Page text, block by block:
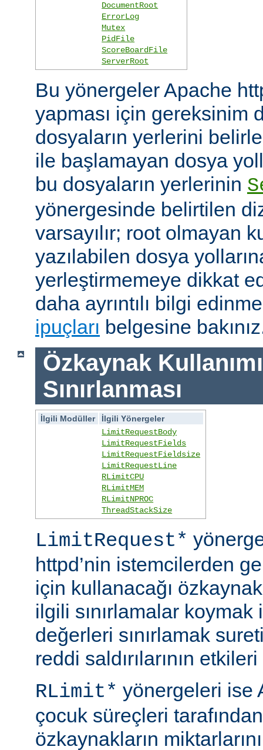
DocumentRoot
ErrorLog
Mutex
PidFile
ScoreBoardFile
ServerRoot
Bu yönergeler Apache
yapması için gereksinim
dosyaların yerlerini
ile başlamayan dosya
bu dosyaların yerlerinin
yönergesinde belirtilen
varsayılır; root olmayan
yazılabilen dosya
yerleştirmemeye dikkat
daha ayrıntılı bilgi
ipuçları belgesine
Özkaynak
Sınırlanması
İlgili Modüller
İlgili Yönergeler
LimitRequestBody
LimitRequestFields
LimitRequestFieldsize
LimitRequestLine
RLimitCPU
RLimitMEM
RLimitNPROC
ThreadStackSize
LimitRequest*
httpd’nin istemcilerden
için kullanacağı
ilgili sınırlamalar koymak
değerleri sınırlamak
reddi saldırılarının
RLimit* yönergeleri ise
çocuk süreçleri
özkaynakların